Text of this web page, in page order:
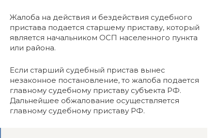
Жалоба на действия и бездействия судебного
пристава подается старшему приставу, который
является начальником ОСП населенного пункта
или района.
Если старший судебный пристав вынес
незаконное постановление, то жалоба подается
главному судебному приставу субъекта РФ.
Дальнейшее обжалование осуществляется
главному судебному приставу РФ.